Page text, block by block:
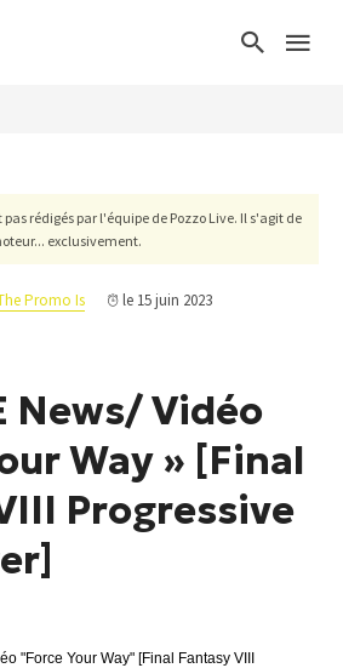
pas rédigés par l'équipe de Pozzo Live. Il s'agit de
exclusivement.
Promo Is le 15 juin 2023
News/ Vidéo
Way » [Final
Progressive
"Force Your Way" [Final Fantasy VIII